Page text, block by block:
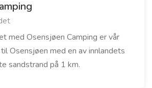
med Osensjøen Camping er vår
Osensjøen med en av innlandets
sandstrand på 1 km.